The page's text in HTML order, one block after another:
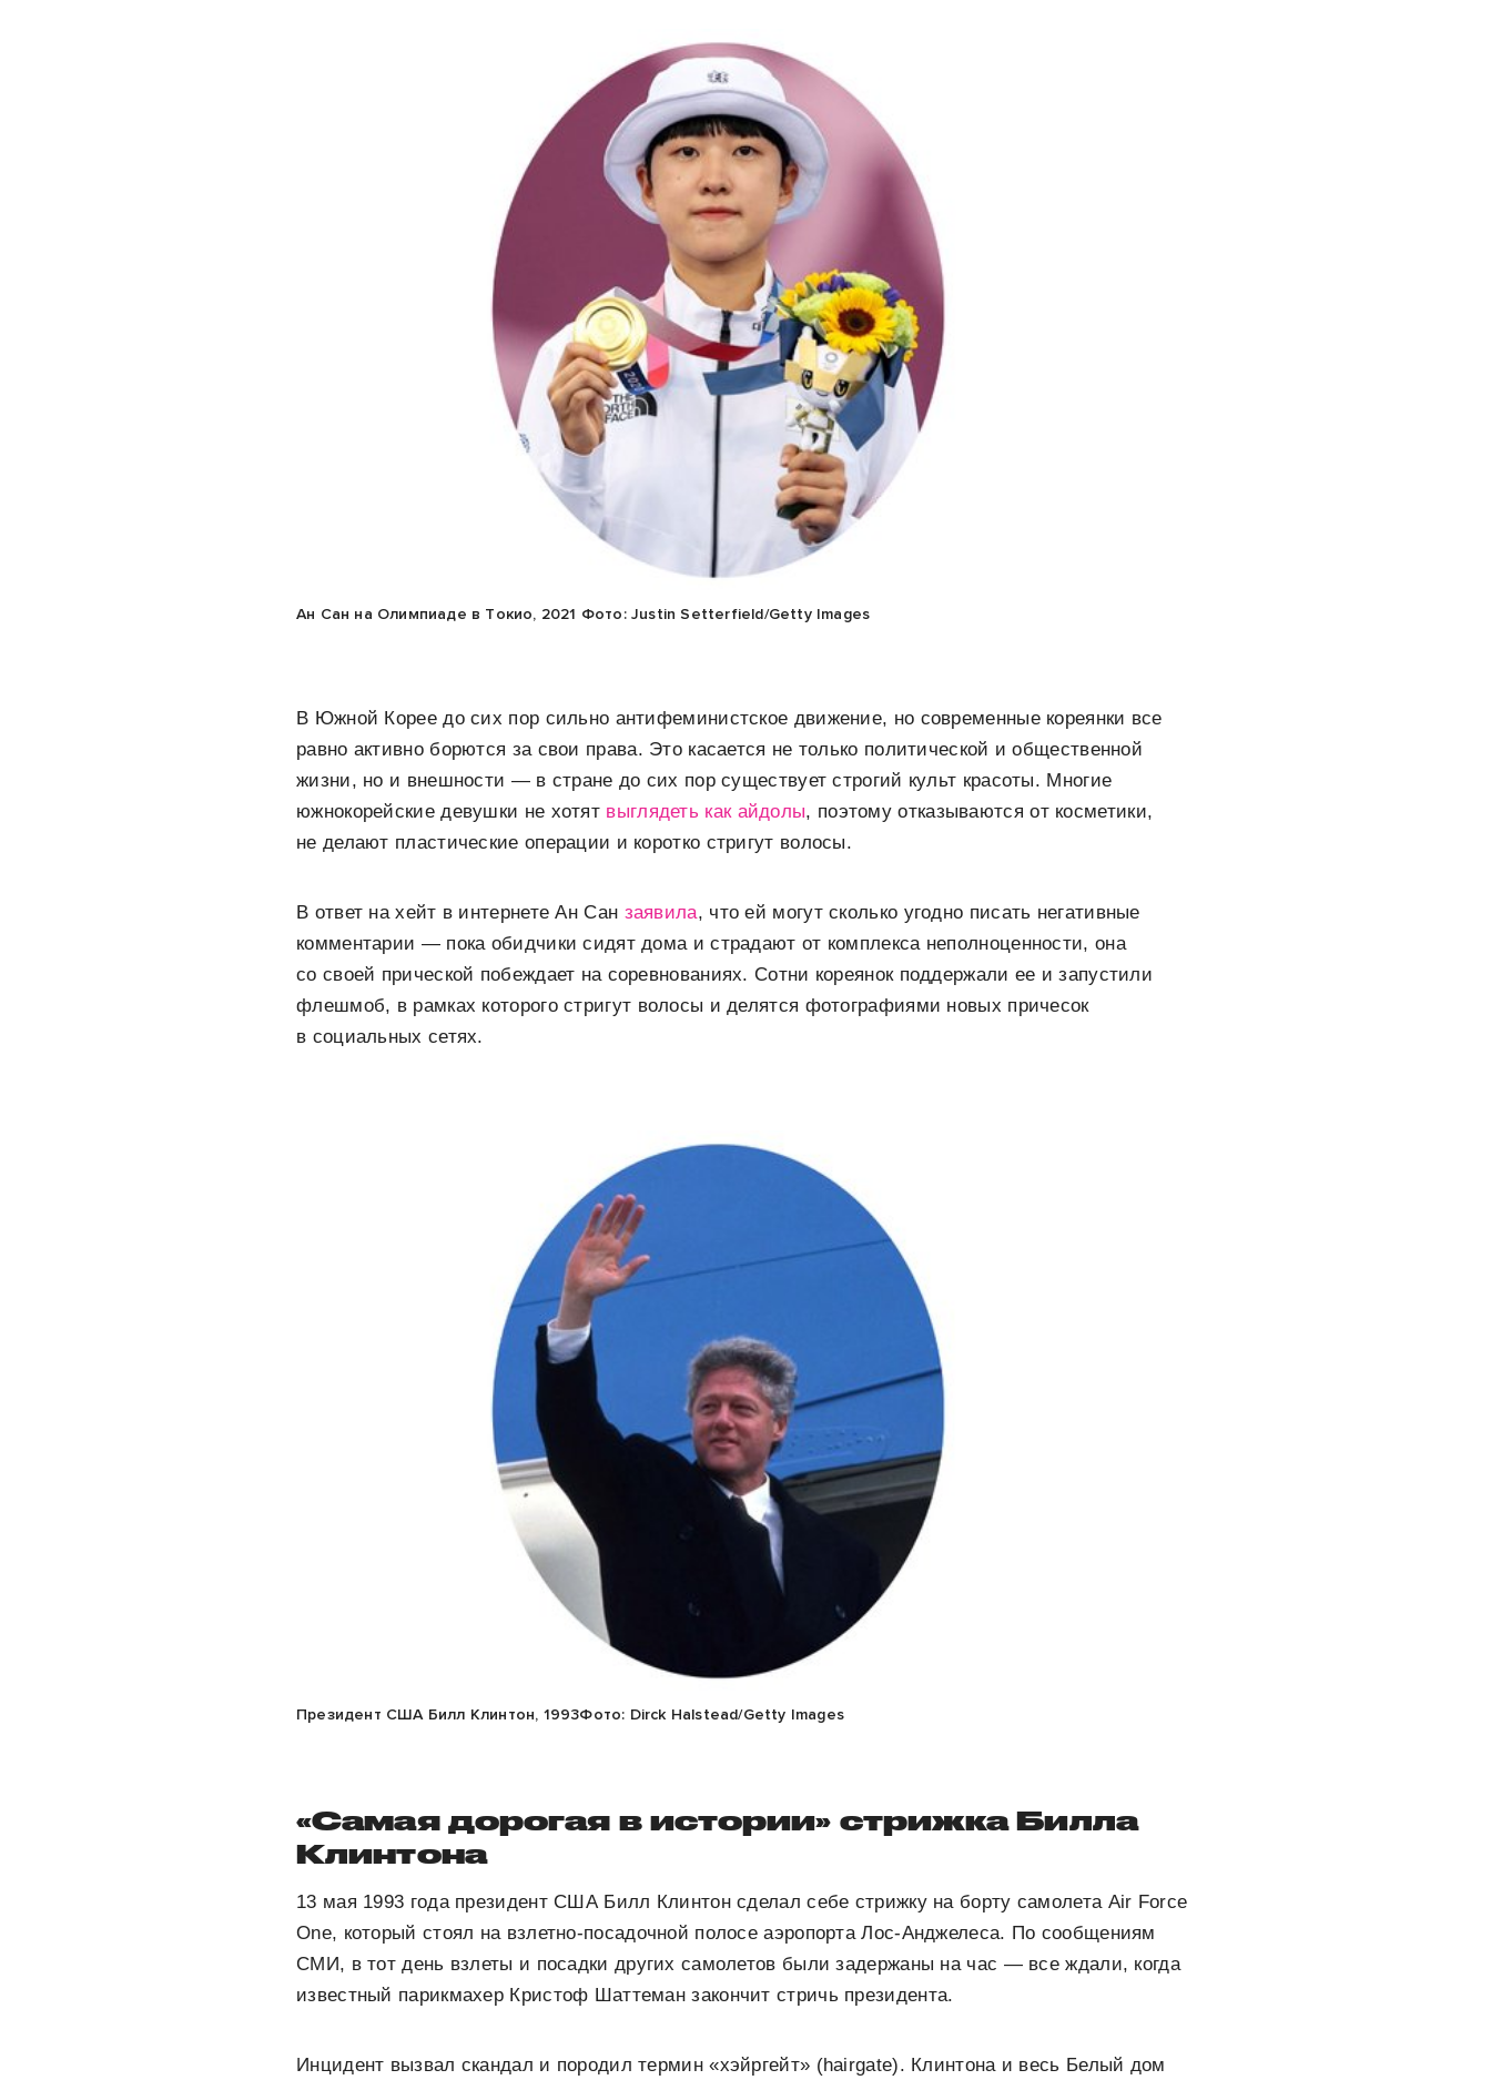
Ан Сан на Олимпиаде в Токио, 2021 Фото: Justin Setterfield/Getty Images
В Южной Корее до сих пор сильно антифеминистское движение, но современные кореянки все
равно активно борются за свои права. Это касается не только политической и общественной
жизни, но и внешности — в стране до сих пор существует строгий культ красоты. Многие
южнокорейские девушки не хотят выглядеть как айдолы, поэтому отказываются от косметики,
не делают пластические операции и коротко стригут волосы.
В ответ на хейт в интернете Ан Сан заявила, что ей могут сколько угодно писать негативные
комментарии — пока обидчики сидят дома и страдают от комплекса неполноценности, она
со своей прической побеждает на соревнованиях. Сотни кореянок поддержали ее и запустили
флешмоб, в рамках которого стригут волосы и делятся фотографиями новых причесок
в социальных сетях.
Президент США Билл Клинтон, 1993Фото: Dirck Halstead/Getty Images
«Самая дорогая в истории» стрижка Билла
Клинтона
13 мая 1993 года президент США Билл Клинтон сделал себе стрижку на борту самолета Air Force
One, который стоял на взлетно-посадочной полосе аэропорта Лос-Анджелеса. По сообщениям
СМИ, в тот день взлеты и посадки других самолетов были задержаны на час — все ждали, когда
известный парикмахер Кристоф Шаттеман закончит стричь президента.
Инцидент вызвал скандал и породил термин «хэйргейт» (hairgate). Клинтона и весь Белый дом